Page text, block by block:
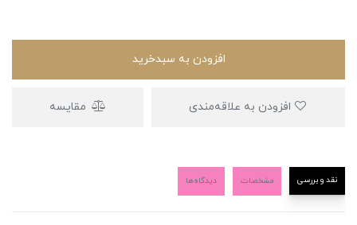
افزودن به سبدخرید
مقایسه
نقد و بررسی مشخصات دیدگاه‌ها